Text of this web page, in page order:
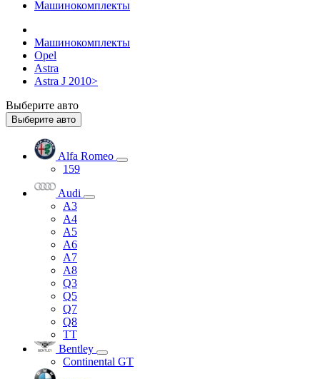
Машинокомплекты
Машинокомплекты
Opel
Astra
Astra J 2010>
Выберите авто
Выберите авто
Alfa Romeo
159
Audi
A3
A4
A5
A6
A7
A8
Q3
Q5
Q7
Q8
TT
Bentley
Continental GT